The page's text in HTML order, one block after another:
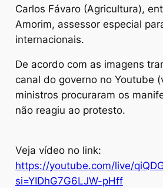
Carlos Fávaro (Agricultura),
Amorim, assessor especial
internacionais.
De acordo com as imagens
canal do governo no Youtube
ministros procuraram os
não reagiu ao protesto.
Veja vídeo no link:
https://youtube.com/live/
si=YIDhG7G6LJW-pHff